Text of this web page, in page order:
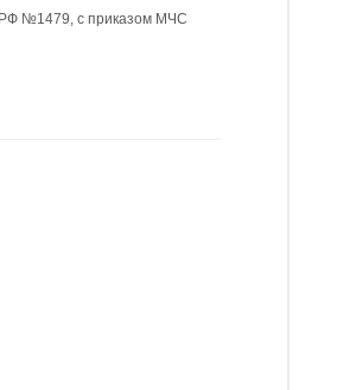
РФ №1479, с приказом МЧС